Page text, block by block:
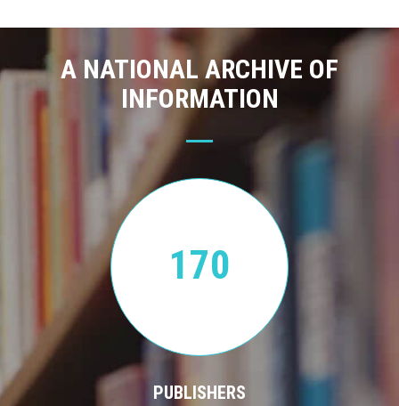
A NATIONAL ARCHIVE OF
INFORMATION
170
PUBLISHERS